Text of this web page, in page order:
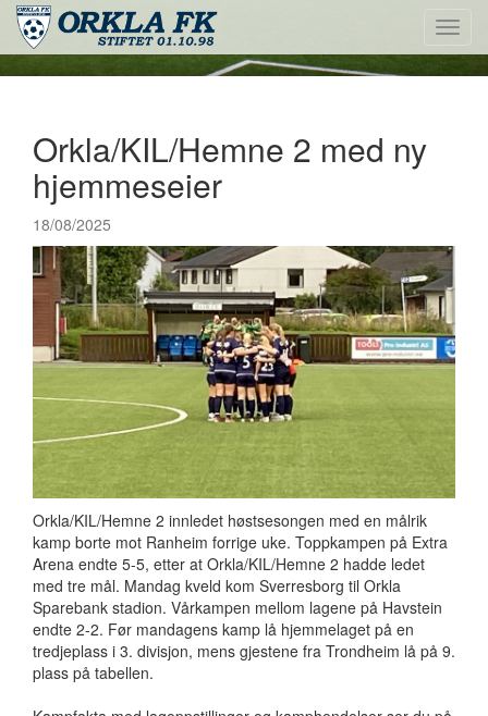
Orkla/KIL/Hemne 2 med ny
hjemmeseier
18/08/2025
Orkla/KIL/Hemne 2 innledet høstsesongen med en målrik
kamp borte mot Ranheim forrige uke. Toppkampen på Extra
Arena endte 5-5, etter at Orkla/KIL/Hemne 2 hadde ledet
med tre mål. Mandag kveld kom Sverresborg til Orkla
Sparebank stadion. Vårkampen mellom lagene på Havstein
endte 2-2. Før mandagens kamp lå hjemmelaget på en
tredjeplass i 3. divisjon, mens gjestene fra Trondheim lå på 9.
plass på tabellen.